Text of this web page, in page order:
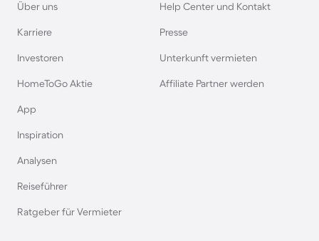
Über uns
Karriere
Investoren
HomeToGo Aktie
App
Inspiration
Analysen
Reiseführer
Ratgeber für Vermieter
Help Center und Kontakt
Presse
Unterkunft vermieten
Affiliate Partner werden